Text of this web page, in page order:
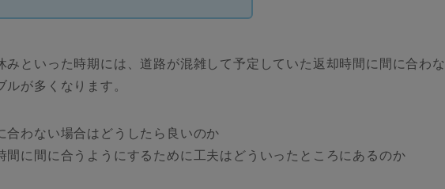
みといった時期には、道路が混雑して予定していた返却時間に間に合わな
ルが多くなります。
合わない場合はどうしたら良いのか
間に間に合うようにするために工夫はどういったところにあるのか